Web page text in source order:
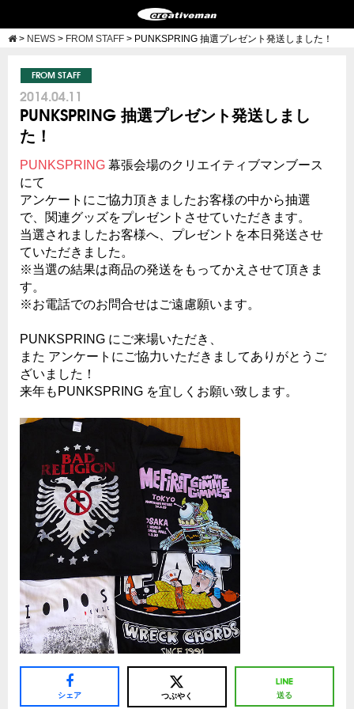
> NEWS > FROM STAFF > PUNKSPRING 抽選プレゼント発送しました！
FROM STAFF
2014.04.11
PUNKSPRING 抽選プレゼント発送しまし
た！
PUNKSPRING 幕張会場のクリエイティブマンブース
にて
アンケートにご協力頂きましたお客様の中から抽選
で、関連グッズをプレゼントさせていただきます。
当選されましたお客様へ、プレゼントを本日発送させ
ていただきました。
※当選の結果は商品の発送をもってかえさせて頂きま
す。
※お電話でのお問合せはご遠慮願います。
PUNKSPRING にご来場いただき、
また アンケートにご協力いただきましてありがとうご
ざいました！
来年もPUNKSPRING を宜しくお願い致します。
シェア つぶやく 送る